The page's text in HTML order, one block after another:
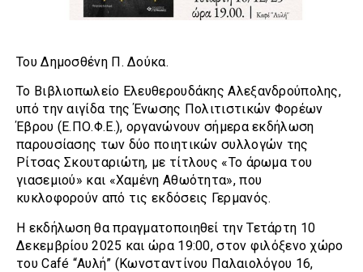
Του Δημοσθένη Π. Δούκα.
Το Βιβλιοπωλείο Ελευθερουδάκης Αλεξανδρούπολης,
υπό την αιγίδα της Ένωσης Πολιτιστικών Φορέων
Έβρου (Ε.ΠΟ.Φ.Ε.), οργανώνουν σήμερα εκδήλωση
παρουσίασης των δύο ποιητικών συλλογών της
Ρίτσας Σκουταριώτη, με τίτλους «Το άρωμα του
γιασεμιού» και «Χαμένη Αθωότητα», που
κυκλοφορούν από τις εκδόσεις Γερμανός.
Η εκδήλωση θα πραγματοποιηθεί την Τετάρτη 10
Δεκεμβρίου 2025 και ώρα 19:00, στον φιλόξενο χώρο
του Café “Αυλή” (Κωνσταντίνου Παλαιολόγου 16,